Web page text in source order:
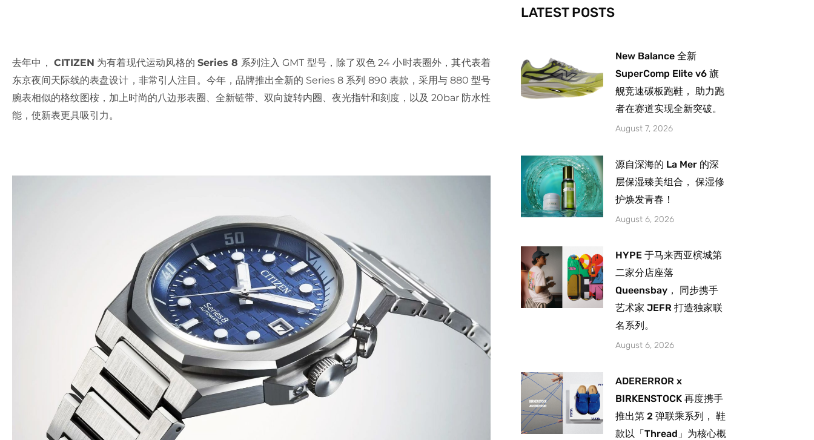
去年中， CITIZEN 为有着现代运动风格的Series 8 系列注入 GMT 型号，除了双色 24 小时表圈外，其代表着
东京夜间天际线的表盘设计，非常引人注目。今年，品牌推出全新的 Series 8 系列 890 表款，采用与 880 型号
腕表相似的格纹图桉，加上时尚的八边形表圈、全新链带、双向旋转内圈、夜光指针和刻度，以及 20bar 防水性
能，使新表更具吸引力。
-
f
m
LATEST POSTS
New Balance 全新
SuperComp Elite v6 旗
舰竞速碳板跑鞋， 助力跑
者在赛道实现全新突破。
August 7, 2026
源自深海的 La Mer 的深
层保湿臻美组合， 保湿修
护焕发青春！
August 6, 2026
HYPE 于马来西亚槟城第
二家分店座落
Queensbay， 同步携手
艺术家 JEFR 打造独家联
名系列。
August 6, 2026
ADERERROR x
BIRKENSTOCK 再度携手
推出第 2 弹联乘系列， 鞋
款以「Thread」为核心概